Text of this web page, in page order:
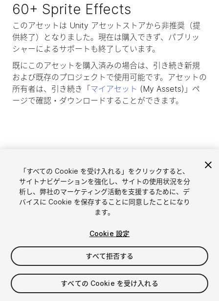
60+ Sprite Effects
このアセットは Unity アセットストアから非推奨（提
供終了）となりました。現在は購入できず、パブリッ
シャーによるサポートも終了しています。
既にこのアセットを購入済みの場合は、引き続き新規
および既存のプロジェクトで使用可能です。アセットの
所有者は、引き続き「 マイアセット (My Assets)」ペ
ージで確認・ダウンロードすることができます。
简体中文
한국어
日本語
販売審査ガイドライン
Asset Store Tools
パブリッシャー管理画面
よくあるご質問
「すべての Cookie を受け入れる」をクリックすると、
サイトナビゲーションを強化し、サイトの使用状況を分
析し、弊社のマーケティング活動を支援するために、デ
バイスに Cookie を保存することに同意したことになり
ます。
Cookie 設定
すべて拒否する
すべての Cookie を受け入れる